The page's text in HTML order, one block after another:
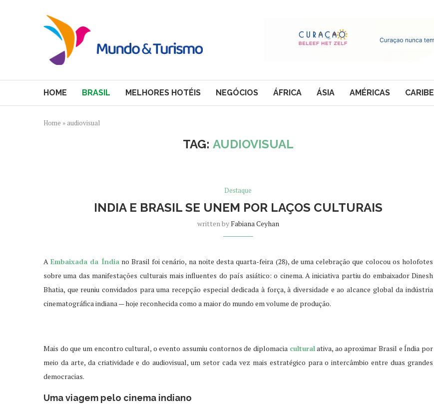
HOME BRASIL MELHORES HOTÉIS NEGÓCIOS ÁFRICA ÁSIA AMÉRICAS CARIBE
Home » audiovisual
TAG: AUDIOVISUAL
Destaque
INDIA E BRASIL SE UNEM POR LAÇOS CULTURAIS
written byFabiana Ceyhan
AEmbaixada da Índiano Brasil foi cenário, na noite desta quarta-feira (28), de uma celebração que colocou os holofotes
sobre uma das manifestações culturais mais influentes do país asiático: o cinema. A iniciativa partiu do embaixador Dinesh
Bhatia, que reuniu convidados para uma recepção especial dedicada à força, à diversidade e ao alcance global da indústria
cinematográfica indiana — hoje reconhecida como a maior do mundo em volume de produção.
Mais do que um encontro cultural, o evento assumiu contornos de diplomacia culturalativa, ao aproximar Brasil e Índia por
meio da arte, da criatividade e do audiovisual, um setor cada vez mais estratégico para o intercâmbio entre duas grandes
democracias.
Uma viagem pelo cinema indiano